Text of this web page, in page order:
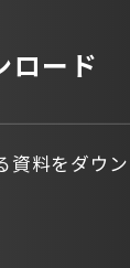
ロード
資料をダウ